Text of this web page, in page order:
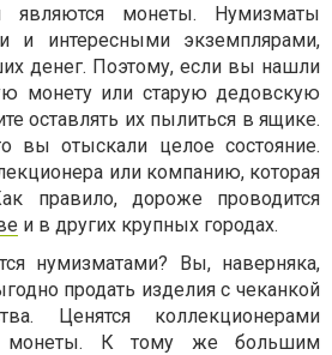
являются монеты. Нумизматы
и интересными экземплярами,
денег. Поэтому, если вы нашли
монету или старую дедовскую
оставлять их пылиться в ящике.
вы отыскали целое состояние.
или компанию, которая
правило, дороже проводится
и в других крупных городах.
нумизматами? Вы, наверняка,
продать изделия с чеканкой
Ценятся коллекционерами
монеты. К тому же большим